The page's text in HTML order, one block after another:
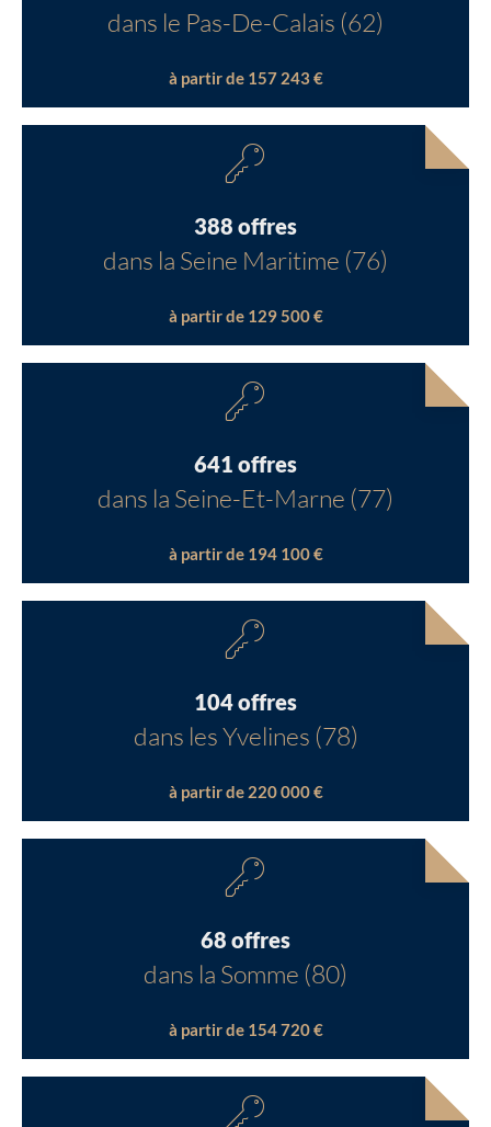
dans le Pas-De-Calais (62)
à partir de 157 243 €
388 offres
dans la Seine Maritime (76)
à partir de 129 500 €
641 offres
dans la Seine-Et-Marne (77)
à partir de 194 100 €
104 offres
dans les Yvelines (78)
à partir de 220 000 €
68 offres
dans la Somme (80)
à partir de 154 720 €